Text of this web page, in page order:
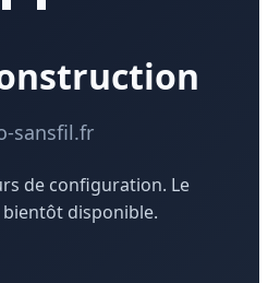
sansfil.fr
de configuration. Le
disponible.